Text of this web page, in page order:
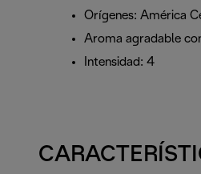
Orígenes: América
Aroma agradable
Intensidad: 4